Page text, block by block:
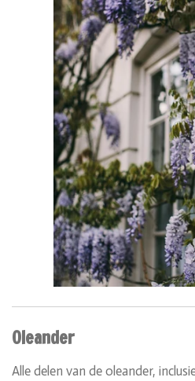
Oleander
Alle delen van de oleander,